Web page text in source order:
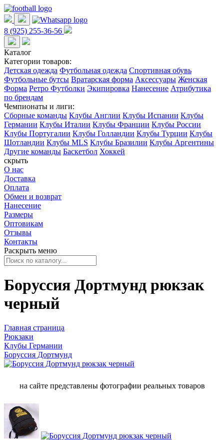
8 (925) 255-36-56
Каталог
Категории товаров:
Детская одежда Футбольная одежда Спортивная обувь
Футбольные бутсы Вратарская форма Аксессуары Женская
Форма Ретро Футболки Экипировка Нанесение Атрибутика
по брендам
Чемпионаты и лиги:
Сборные команды Клубы Англии Клубы Испании Клубы
Германии Клубы Италии Клубы Франции Клубы России
Клубы Португалии Клубы Голландии Клубы Турции Клубы
Шотландии Клубы MLS Клубы Бразилии Клубы Аргентины
Другие команды Баскетбол Хоккей
скрыть
О нас
Доставка
Оплата
Обмен и возврат
Нанесение
Размеры
Оптовикам
Отзывы
Контакты
Раскрыть меню
Боруссия Дортмунд рюкзак
черный
Главная страница
Рюкзаки
Клубы Германии
Боруссия Дортмунд
на сайте представлены фотографии реальных товаров